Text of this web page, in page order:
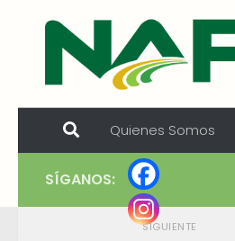
Skip to content
Quienes Somos
SÍGANOS:
SIGUIENTE